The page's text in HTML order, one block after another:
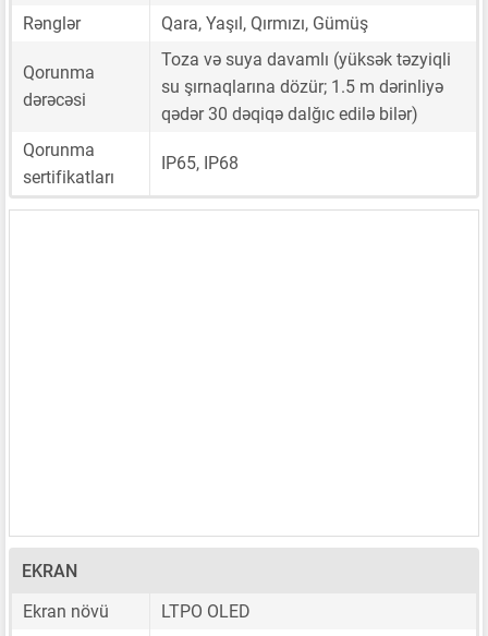
Rənglər
Qara, Yaşıl, Qırmızı, Gümüş
Qorunma
dərəcəsi
Toza və suya davamlı (yüksək təzyiqli
su şırnaqlarına dözür; 1.5 m dərinliyə
qədər 30 dəqiqə dalğıc edilə bilər)
Qorunma
sertifikatları
IP65, IP68
EKRAN
Ekran növü
LTPO OLED